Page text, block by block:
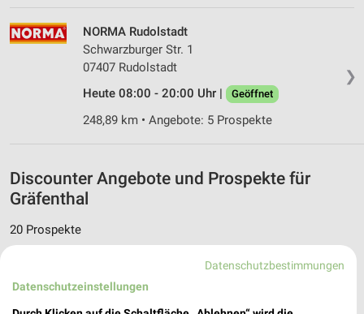
❯
NORMA Rudolstadt
Schwarzburger Str. 1
07407 Rudolstadt
Heute 08:00 - 20:00 Uhr |
Geöffnet
248,89 km • Angebote: 5 Prospekte
Discounter Angebote und Prospekte für
Gräfenthal
20 Prospekte
PENNY
Datenschutzbestimmungen
Datenschutzeinstellungen